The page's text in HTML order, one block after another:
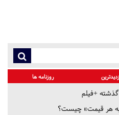
روزنامه ها
به هر قیمت» چیست؟